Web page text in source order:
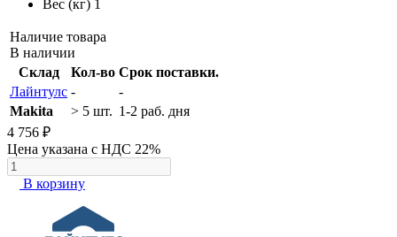
Вес (кг) 1
Наличие товара
В наличии
Склад
Кол-во Срок поставки.
Лайнтулс -
-
Makita
> 5 шт. 1-2 раб. дня
4 756 ₽
Цена указана с НДС 22%
В корзину